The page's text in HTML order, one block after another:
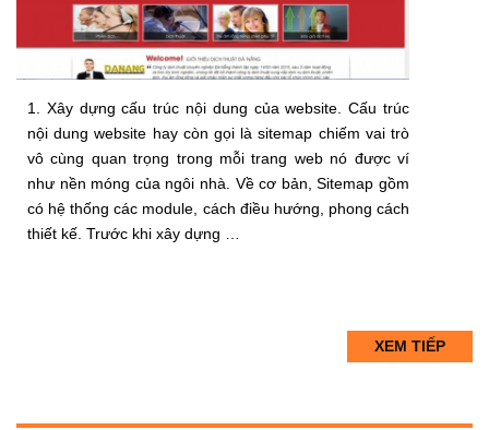
1. Xây dựng cấu trúc nội dung của website. Cấu trúc
nội dung website hay còn gọi là sitemap chiếm vai trò
vô cùng quan trọng trong mỗi trang web nó được ví
như nền móng của ngôi nhà. Về cơ bản, Sitemap gồm
có hệ thống các module, cách điều hướng, phong cách
thiết kế. Trước khi xây dựng …
XEM TIẾP